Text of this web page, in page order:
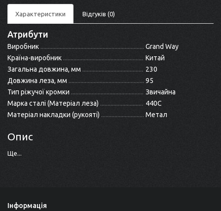
Характеристики Відгуків (0)
Атрибути
Виробник
Grand Way
Країна-виробник
Китай
Загальна довжина, мм
230
Довжина леза, мм
95
Тип ріжучої кромки
Звичайна
Марка сталі (Матеріал леза)
440C
Матеріал накладки (рукояті)
Метал
Опис
Ще...
Інформація